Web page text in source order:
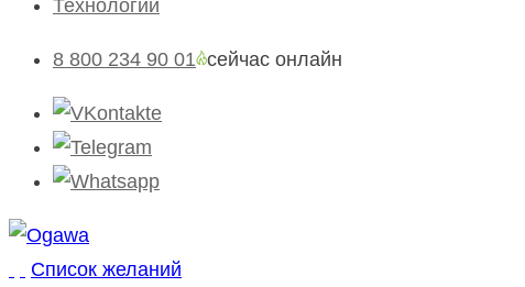
Технологии
8 800 234 90 01 cейчас онлайн
Список желаний